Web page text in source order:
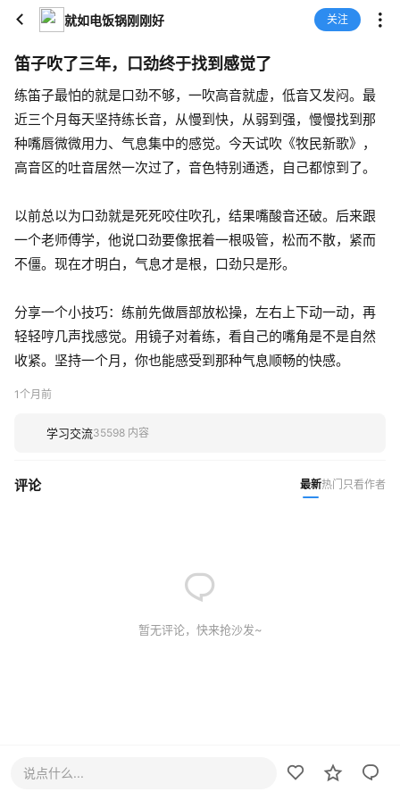
就如电饭锅刚刚好 关注
笛子吹了三年，口劲终于找到感觉了
练笛子最怕的就是口劲不够，一吹高音就虚，低音又发闷。最
近三个月每天坚持练长音，从慢到快，从弱到强，慢慢找到那
种嘴唇微微用力、气息集中的感觉。今天试吹《牧民新歌》，
高音区的吐音居然一次过了，音色特别通透，自己都惊到了。
以前总以为口劲就是死死咬住吹孔，结果嘴酸音还破。后来跟
一个老师傅学，他说口劲要像抿着一根吸管，松而不散，紧而
不僵。现在才明白，气息才是根，口劲只是形。
分享一个小技巧：练前先做唇部放松操，左右上下动一动，再
轻轻哼几声找感觉。用镜子对着练，看自己的嘴角是不是自然
收紧。坚持一个月，你也能感受到那种气息顺畅的快感。
1个月前
学习交流35598 内容
评论 最新热门 只看作者
暂无评论，快来抢沙发~
说点什么...